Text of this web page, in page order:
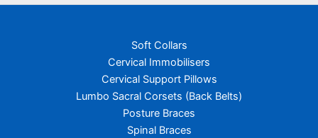
Soft Collars
Cervical Immobilisers
Cervical Support Pillows
Lumbo Sacral Corsets (Back Belts)
Posture Braces
Spinal Braces